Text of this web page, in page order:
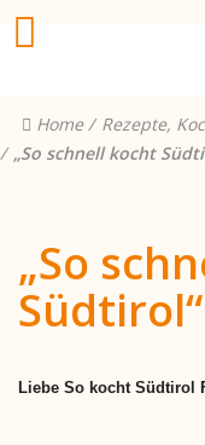
Home Rezepte,
„So schnell kocht
„So
Südtirol“
Liebe So kocht Südtirol